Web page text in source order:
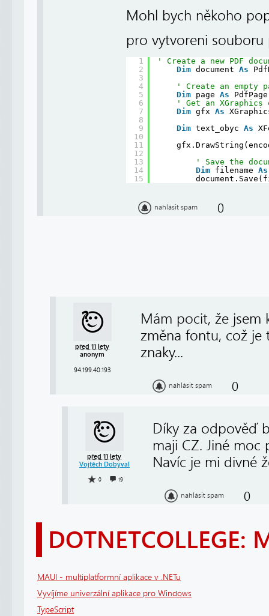
Mohl bych někoho
pro vytvoreni souboru
1
2
3
4
5
6
7
8
9
10
11
12
13
14
15
' Create a new PDF
Dim document As
' Create an empty
Dim page As
' Get an
Dim gfx As
Dim text_obyc As
' Save the
Dim filename As
nahlásit spam 0
před 11 lety
anonym
94.199.40.193
Mám pocit, že jsem
změna fontu, což je
znaky...
nahlásit spam 0
před 11 lety
Vojtěch Dobýval
0 19
Díky za odpověď
maji CZ. Jiné
Navíc je mi divné
nahlásit spam 0
DOTNETCOLLEGE:
MAUI - multiplatformní aplikace v .NETu
Vyvíjíme univerzální aplikace pro Windows
TypeScript